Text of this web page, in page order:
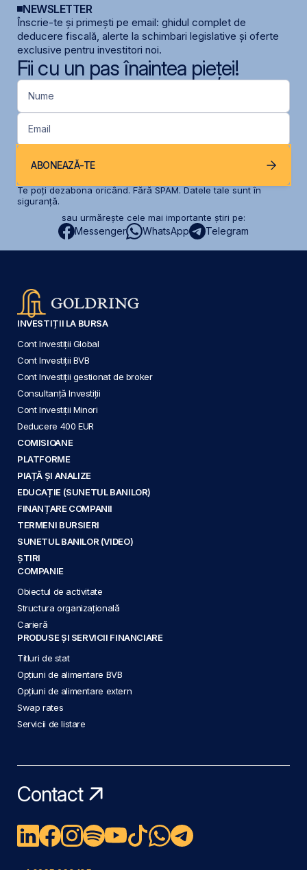
NEWSLETTER
Înscrie-te și primești pe email: ghidul complet de
deducere fiscală, alerte la schimbari legislative și oferte
exclusive pentru investitori noi.
Fii cu un pas înaintea pieței!
Nume
Email
ABONEAZĂ-TE
Te poți dezabona oricând. Fără SPAM. Datele tale sunt în
siguranță.
sau urmărește cele mai importante știri pe:
Messenger WhatsApp Telegram
INVESTIȚII LA BURSA
Cont Investiții Global
Cont Investiții BVB
Cont Investiții gestionat de broker
Consultanță Investiții
Cont Investiții Minori
Deducere 400 EUR
COMISIOANE
PLATFORME
PIAȚĂ ȘI ANALIZE
EDUCAȚIE (SUNETUL BANILOR)
FINANȚARE COMPANII
TERMENI BURSIERI
SUNETUL BANILOR (VIDEO)
ȘTIRI
COMPANIE
Obiectul de activitate
Structura organizațională
Carieră
PRODUSE ȘI SERVICII FINANCIARE
Titluri de stat
Opțiuni de alimentare BVB
Opțiuni de alimentare extern
Swap rates
Servicii de listare
Contact